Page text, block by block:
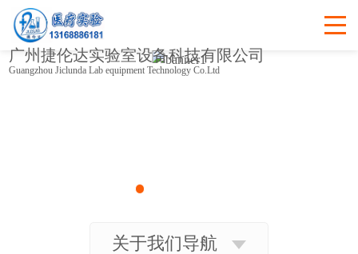
广州捷伦达实验室设备科技有限公司
Guangzhou Jiclunda Lab equipment Technology Co.Ltd
关于我们导航